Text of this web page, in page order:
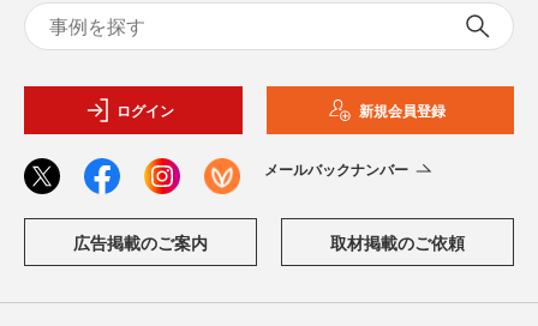
ログイン 新規会員登録
メールバックナンバー
広告掲載のご案内 取材掲載のご依頼